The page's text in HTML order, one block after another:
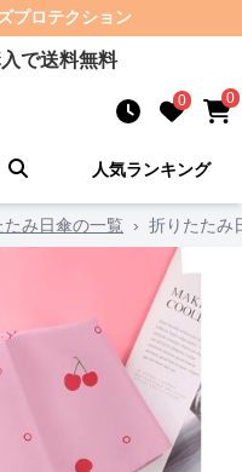
プロテクション
で送料無料
0 0
人気ランキング
たみ日傘の一覧 › 折りたたみ